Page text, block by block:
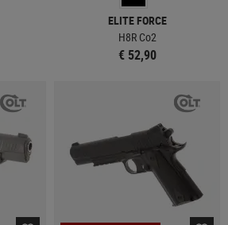
ELITE FORCE
H8R Co2
€ 52,90